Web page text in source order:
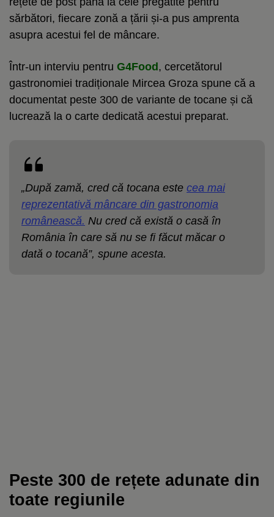
sărbători, fiecare zonă a țării și-a pus amprenta
asupra acestui fel de mâncare.
Într-un interviu pentru G4Food , cercetătorul
gastronomiei tradiționale Mircea Groza spune că a
documentat peste 300 de variante de tocane și că
lucrează la o carte dedicată acestui preparat.
„După zamă, cred că tocana este cea mai
reprezentativă mâncare din gastronomia
românească. Nu cred că există o casă în
România în care să nu se fi făcut măcar o
dată o tocană”, spune acesta.
Peste 300 de rețete adunate din
toate regiunile